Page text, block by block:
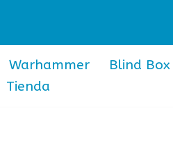
Warhammer
Blind Box
Tienda